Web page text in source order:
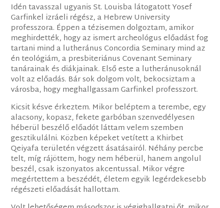
Idén tavasszal ugyanis St. Louisba látogatott Yosef
Garfinkel izráeli régész, a Hebrew University
professzora. Éppen a tézisemen dolgoztam, amikor
meghirdették, hogy az ismert archeológus előadást fog
tartani mind a lutheránus Concordia Seminary mind az
én teológiám, a presbiteriánus Covenant Seminary
tanárainak és diákjainak. Első este a lutheránusoknál
volt az előadás. Bár sok dolgom volt, bekocsiztam a
városba, hogy meghallgassam Garfinkel professzort.
Kicsit késve érkeztem. Mikor beléptem a terembe, egy
alacsony, kopasz, fekete garbóban szenvedélyesen
héberül beszélő előadót láttam velem szemben
gesztikulálni. Közben képeket vetített a Khirbet
Qeiyafa területén végzett ásatásairól. Néhány percbe
telt, míg rájöttem, hogy nem héberül, hanem angolul
beszél, csak iszonyatos akcentussal. Mikor végre
megértettem a beszédét, életem egyik legérdekesebb
régészeti előadását hallottam.